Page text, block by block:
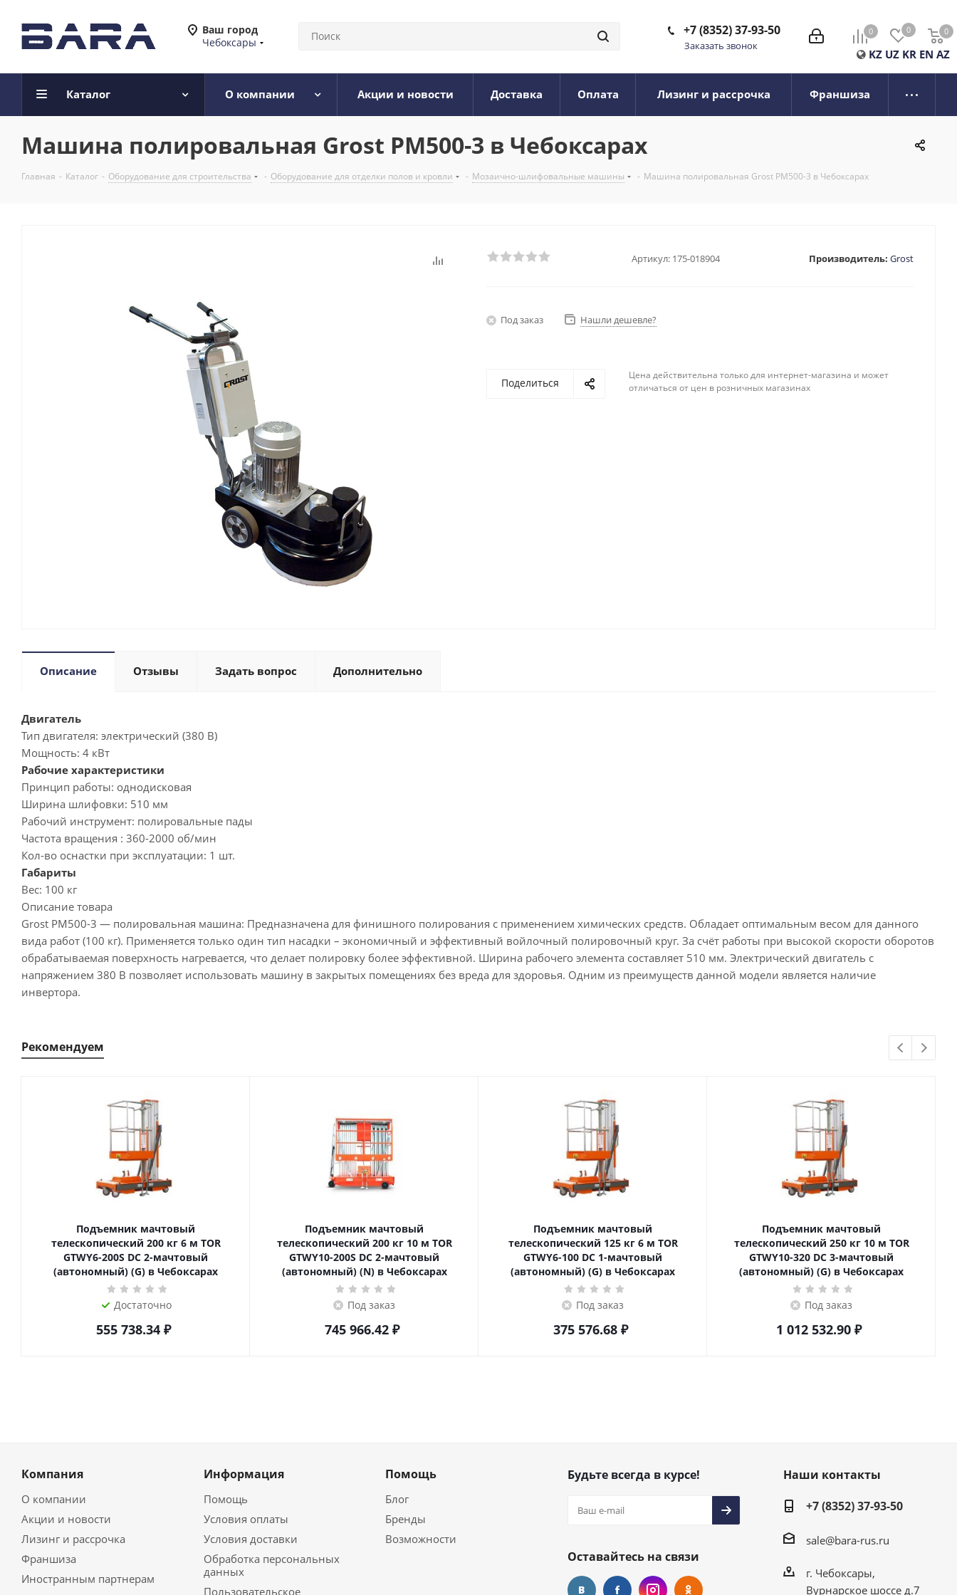
Ваш город
Чебоксары
0 0 0
0
KZ UZ KR EN AZ
+7 (8352) 37-93-50
Заказать звонок
Каталог О компании Акции и новости Доставка Оплата Лизинг и рассрочка Франшиза
Машина полировальная Grost PM500-3 в Чебоксарах
Главная - Каталог - Оборудование для строительства - Оборудование для отделки полов и кровли - Мозаично-шлифовальные машины - Машина полировальная Grost PM500-3 в Чебоксарах
Артикул: 175-018904 Производитель: Grost
Под заказ Нашли дешевле?
Поделиться
Цена действительна только для интернет-магазина и может
отличаться от цен в розничных магазинах
Описание Отзывы Задать вопрос Дополнительно
Двигатель
Тип двигателя: электрический (380 В)
Мощность: 4 кВт
Рабочие характеристики
Принцип работы: однодисковая
Ширина шлифовки: 510 мм
Рабочий инструмент: полировальные пады
Частота вращения : 360-2000 об/мин
Кол-во оснастки при эксплуатации: 1 шт.
Габариты
Вес: 100 кг
Описание товара
Grost PM500-3 — полировальная машина: Предназначена для финишного полирования с применением химических средств. Обладает оптимальным весом для данного
вида работ (100 кг). Применяется только один тип насадки – экономичный и эффективный войлочный полировочный круг. За счёт работы при высокой скорости оборотов
обрабатываемая поверхность нагревается, что делает полировку более эффективной. Ширина рабочего элемента составляет 510 мм. Электрический двигатель с
напряжением 380 В позволяет использовать машину в закрытых помещениях без вреда для здоровья. Одним из преимуществ данной модели является наличие
инвертора.
Рекомендуем
Подъемник мачтовый
телескопический 200 кг 6 м TOR
GTWY6-200S DC 2-мачтовый
(автономный) (G) в Чебоксарах
Достаточно
555 738.34₽
Подъемник мачтовый
телескопический 200 кг 10 м TOR
GTWY10-200S DC 2-мачтовый
(автономный) (N) в Чебоксарах
Под заказ
745 966.42₽
Подъемник мачтовый
телескопический 125 кг 6 м TOR
GTWY6-100 DC 1-мачтовый
(автономный) (G) в Чебоксарах
Под заказ
375 576.68₽
Подъемник мачтовый
телескопический 250 кг 10 м TOR
GTWY10-320 DC 3-мачтовый
(автономный) (G) в Чебоксарах
Под заказ
1 012 532.90 ₽
Компания
О компании
Акции и новости
Лизинг и рассрочка
Франшиза
Иностранным партнерам
Информация
Помощь
Условия оплаты
Условия доставки
Обработка персональных
данных
Пользовательское
Помощь
Блог
Бренды
Возможности
Будьте всегда в курсе!
Оставайтесь на связи
Наши контакты
+7 (8352) 37-93-50
sale@bara-rus.ru
г. Чебоксары,
Вурнарское шоссе д.7